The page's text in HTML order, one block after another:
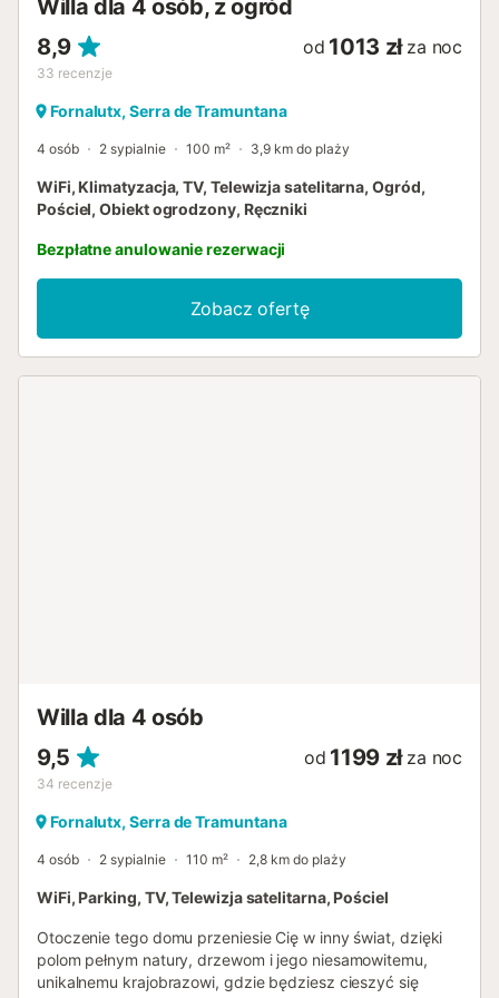
Willa dla 4 osób, z ogród
8,9
33 recenzje
od 1013 zł za noc
Fornalutx, Serra de Tramuntana
4 osób 2 sypialnie 100 m² 3,9 km do plaży
WiFi, Klimatyzacja, TV, Telewizja satelitarna, Ogród,
Pościel, Obiekt ogrodzony, Ręczniki
Bezpłatne anulowanie rezerwacji
Zobacz ofertę
Willa dla 4 osób
9,5
34 recenzje
od 1199 zł za noc
Fornalutx, Serra de Tramuntana
4 osób 2 sypialnie 110 m² 2,8 km do plaży
WiFi, Parking, TV, Telewizja satelitarna, Pościel
Otoczenie tego domu przeniesie Cię w inny świat, dzięki
polom pełnym natury, drzewom i jego niesamowitemu,
unikalnemu krajobrazowi, gdzie będziesz cieszyć się